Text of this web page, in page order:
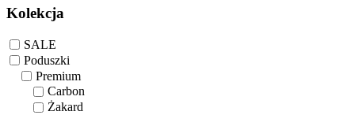
Kolekcja
SALE
Poduszki
Premium
Carbon
Żakard